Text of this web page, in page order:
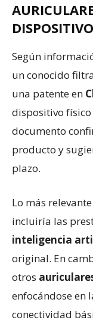
Según
un conocido
una patente en
dispositivo
documento
producto y
plazo.
Lo más
incluiría las
inteligencia
original. En
otros
enfocándose en
conectividad